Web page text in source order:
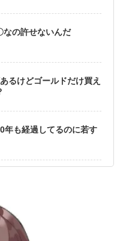
なの許せないんだ
るけどゴールドだけ買え
年も経過してるのに若す